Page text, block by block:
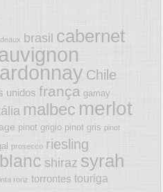
brasil cabernet
Chile
unidos frança gamay
malbec merlot
pinot grigio pinot gris pinot
prosecco riesling
shiraz syrah
roriz torrontes touriga